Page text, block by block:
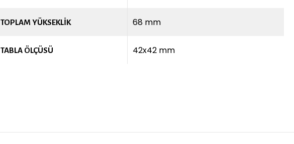
TOPLAM YÜKSEKLIK 68 mm
TABLA ÖLÇÜSÜ 42x42 mm